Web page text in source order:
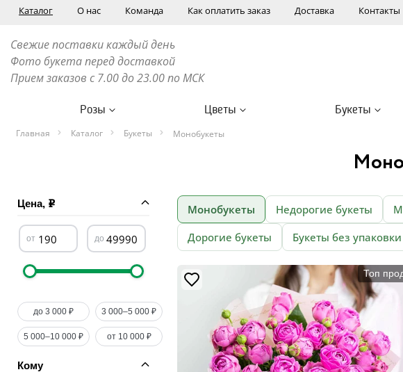
Каталог О нас Команда Как оплатить заказ Доставка Контакты
Свежие поставки каждый день
Фото букета перед доставкой
Прием заказов с 7.00 до 23.00 по МСК
Розы Цветы Букеты
Главная Каталог Букеты Монобукеты
Цена,
до 3 000 ₽ 3 000–5 000 ₽
5 000–10 000 ₽ от 10 000 ₽
Кому
Монобукеты Недорогие букеты
Дорогие букеты
Букеты без упаковки
Топ